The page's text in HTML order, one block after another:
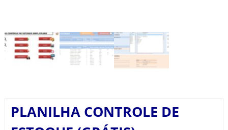
PLANILHA CONTROLE DE